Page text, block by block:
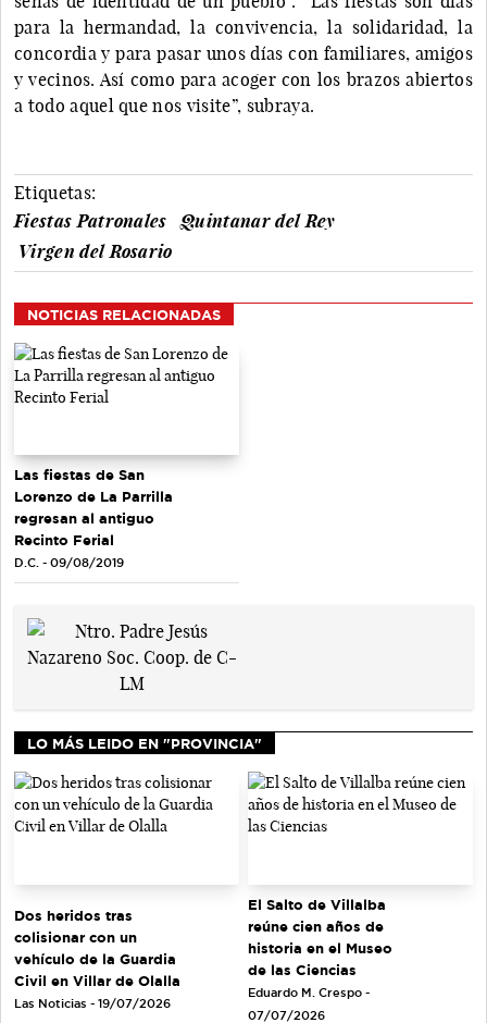
para la hermandad, la convivencia, la solidaridad, la
concordia y para pasar unos días con familiares, amigos
y vecinos. Así como para acoger con los brazos abiertos
a todo aquel que nos visite”, subraya.
Etiquetas:
Fiestas Patronales
Quintanar del Rey
Virgen del Rosario
NOTICIAS RELACIONADAS
Las fiestas de San
Lorenzo de La Parrilla
regresan al antiguo
Recinto Ferial
D.C. - 09/08/2019
LO MÁS LEIDO EN "PROVINCIA"
Dos heridos tras
colisionar con un
vehículo de la Guardia
Civil en Villar de Olalla
Las Noticias - 19/07/2026
El Salto de Villalba
reúne cien años de
historia en el Museo
de las Ciencias
Eduardo M. Crespo -
07/07/2026